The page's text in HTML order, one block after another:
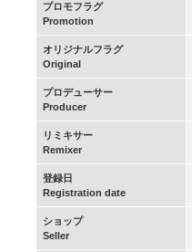
プロモフラグ
Promotion
オリジナルフラグ
Original
プロデューサー
Producer
リミキサー
Remixer
登録日
Registration date
ショップ
Seller